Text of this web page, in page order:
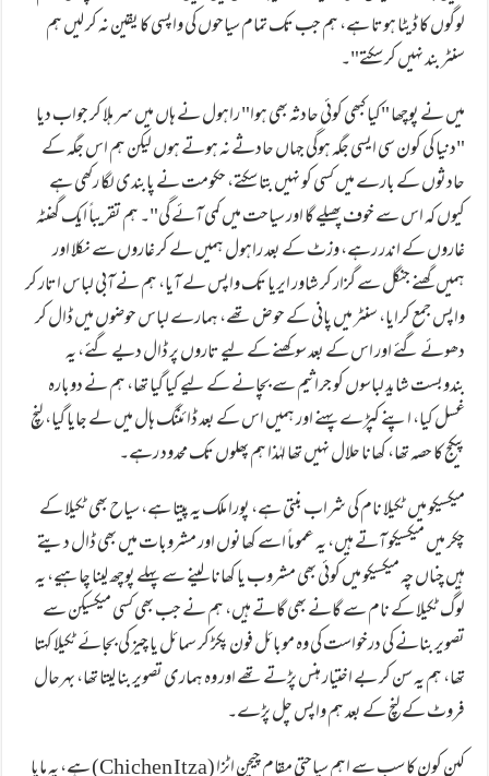
لوگوں کا ڈیٹا ہوتا ہے، ہم جب تک تمام سیاحوں کی واپسی کا یقین نہ کر لیں ہم
سنٹر بند نہیں کر سکتے"۔
میں نے پوچھا "کیا کبھی کوئی حادثہ بھی ہوا" راہول نے ہاں میں سر ہلا کر جواب دیا
"دنیا کی کون سی ایسی جگہ ہوگی جہاں حادثے نہ ہوتے ہوں لیکن ہم اس جگہ کے
حادثوں کے بارے میں کسی کو نہیں بتا سکتے، حکومت نے پابندی لگا رکھی ہے
کیوں کہ اس سے خوف پھیلے گا اور سیاحت میں کمی آئے گی"۔ ہم تقریباً ایک گھنٹہ
غاروں کے اندر رہے، وزٹ کے بعد راہول ہمیں لے کر غاروں سے نکلا اور
ہمیں گھنے جنگل سے گزار کر شاور ایریا تک واپس لے آیا، ہم نے آبی لباس اتار کر
واپس جمع کرایا، سنٹر میں پانی کے حوض تھے، ہمارے لباس حوضوں میں ڈال کر
دھوئے گئے اور اس کے بعد سوکھنے کے لیے تاروں پر ڈال دیے گئے، یہ
بندوبست شاید لباسوں کو جراثیم سے بچانے کے لیے کیا گیا تھا، ہم نے دوبارہ
غسل کیا، اپنے کپڑے پہنے اور ہمیں اس کے بعد ڈائننگ ہال میں لے جایا گیا، لنچ
پیکج کا حصہ تھا، کھانا حلال نہیں تھا لہٰذا ہم پھلوں تک محدود رہے۔
میکسیکو میں ٹکیلا نام کی شراب بنتی ہے، پورا ملک یہ پیتا ہے، سیاح بھی ٹکیلا کے
چکر میں میکسیکو آتے ہیں، یہ عموماً اسے کھانوں اور مشروبات میں بھی ڈال دیتے
ہیں چناں چہ میکسیکو میں کوئی بھی مشروب یا کھانا لینے سے پہلے پوچھ لینا چاہیے، یہ
لوگ ٹکیلا کے نام سے گانے بھی گاتے ہیں، ہم نے جب بھی کسی میکسیکن سے
تصویر بنانے کی درخواست کی وہ موبائل فون پکڑ کر سمائل یا چیز کی بجائے ٹکیلا کہتا
تھا، ہم یہ سن کر بے اختیار ہنس پڑتے تھے اور وہ ہماری تصویر بنا لیتا تھا، بہرحال
فروٹ کے لنچ کے بعد ہم واپس چل پڑے۔
کین کون کا سب سے اہم سیاحتی مقام چیچن اٹزا (Chichen Itza) ہے، یہ مایا